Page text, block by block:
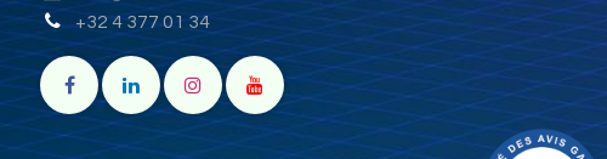
+32 4 377 01 34